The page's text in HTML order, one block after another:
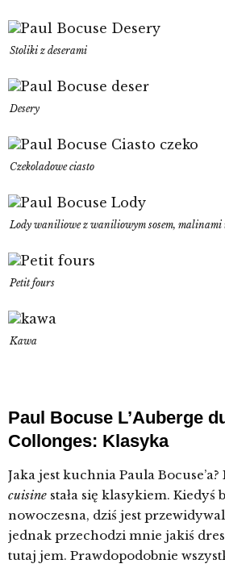
Stoliki z deserami
Desery
Czekoladowe ciasto
Lody waniliowe z waniliowym sosem,
Petit fours
Kawa
Paul Bocuse L’Auberge
Collonges: Klasyka
Jaka jest kuchnia Paula Bocuse’a?
cuisine stała się klasykiem. Kiedyś
nowoczesna, dziś jest
jednak przechodzi mnie jakiś
tutaj jem. Prawdopodobnie